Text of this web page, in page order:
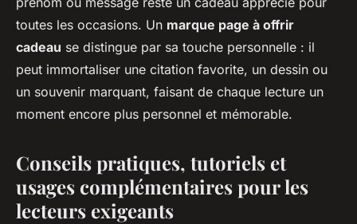
toutes les occasions. Un marque page à offrir
cadeau se distingue par sa touche personnelle : il
peut immortaliser une citation favorite, un dessin ou
un souvenir marquant, faisant de chaque lecture un
moment encore plus personnel et mémorable.
Conseils pratiques, tutoriels et
usages complémentaires pour les
lecteurs exigeants